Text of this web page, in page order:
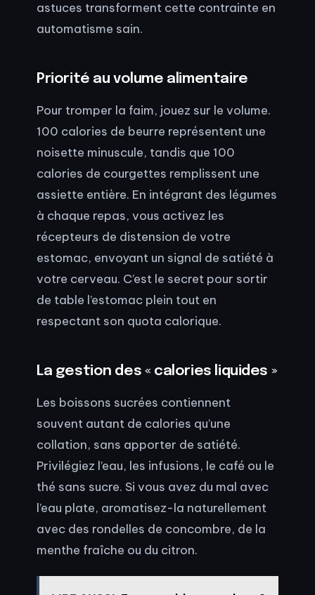
astuces transforment cette contrainte en
automatisme sain.
Priorité au volume alimentaire
Pour tromper la faim, jouez sur le volume.
100 calories de beurre représentent une
noisette minuscule, tandis que 100
calories de courgettes remplissent une
assiette entière. En intégrant des légumes
à chaque repas, vous activez les
récepteurs de distension de votre
estomac, envoyant un signal de satiété à
votre cerveau. C’est le secret pour sortir
de table l’estomac plein tout en
respectant son quota calorique.
La gestion des « calories liquides »
Les boissons sucrées contiennent
souvent autant de calories qu’une
collation, sans apporter de satiété.
Privilégiez l’eau, les infusions, le café ou le
thé sans sucre. Si vous avez du mal avec
l’eau plate, aromatisez-la naturellement
avec des rondelles de concombre, de la
menthe fraîche ou du citron.